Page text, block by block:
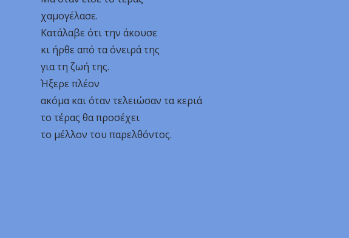
χαμογέλασε.
Κατάλαβε ότι την άκουσε
κι ήρθε από τα όνειρά της
για τη ζωή της.
Ήξερε πλέον
ακόμα και όταν τελειώσαν τα κεριά
το τέρας θα προσέχει
το μέλλον του παρελθόντος.